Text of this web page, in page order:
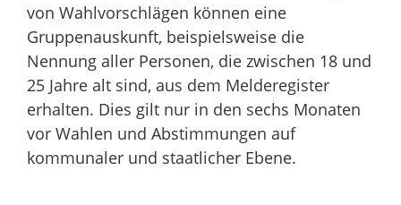
von Wahlvorschlägen können eine
Gruppenauskunft, beispielsweise die
Nennung aller Personen, die zwischen 18 und
25 Jahre alt sind, aus dem Melderegister
erhalten. Dies gilt nur in den sechs Monaten
vor Wahlen und Abstimmungen auf
kommunaler und staatlicher Ebene.